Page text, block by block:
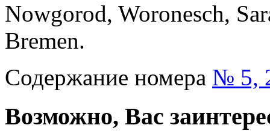
Nowgorod, Woronesch,
Bremen.
Содержание номера № 5,
Возможно, Вас